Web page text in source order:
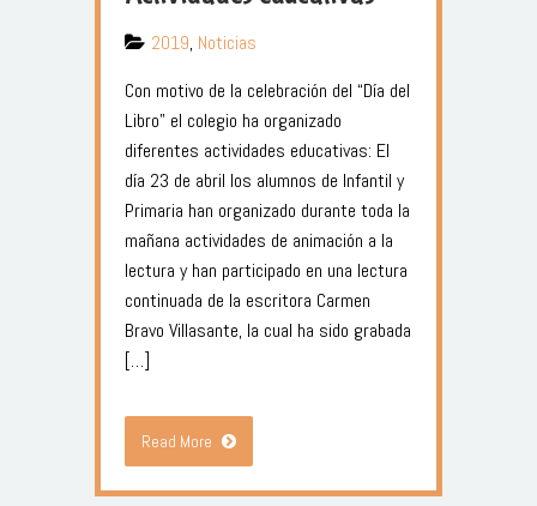
2019, Noticias
Con motivo de la celebración del “Día del
Libro” el colegio ha organizado
diferentes actividades educativas: El
día 23 de abril los alumnos de Infantil y
Primaria han organizado durante toda la
mañana actividades de animación a la
lectura y han participado en una lectura
continuada de la escritora Carmen
Bravo Villasante, la cual ha sido grabada
[…]
Read More